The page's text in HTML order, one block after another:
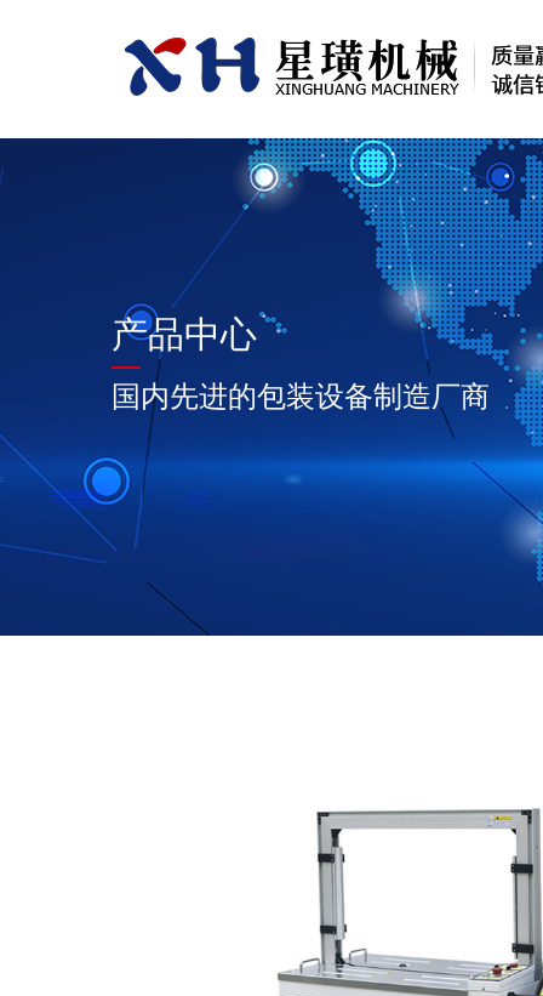
产品中心
国内先进的包装设备制造厂商